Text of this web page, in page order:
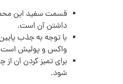
قسمت سفید این
داشتن آن است.
با توجه به جذب
واکس و پولیش
برای تمیز کردن آن از
شود.